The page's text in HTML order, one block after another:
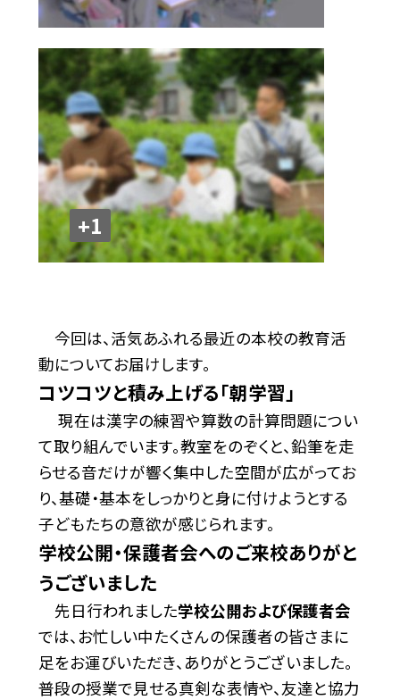
+1
今回は、活気あふれる最近の本校の教育活
動についてお届けします。
コツコツと積み上げる「朝学習」
現在は漢字の練習や算数の計算問題につい
て取り組んでいます。教室をのぞくと、鉛筆を走
らせる音だけが響く集中した空間が広がってお
り、基礎・基本をしっかりと身に付けようとする
子どもたちの意欲が感じられます。
学校公開・保護者会へのご来校ありがと
うございました
先日行われました学校公開および保護者会
では、お忙しい中たくさんの保護者の皆さまに
足をお運びいただき、ありがとうございました。
普段の授業で見せる真剣な表情や、友達と協力